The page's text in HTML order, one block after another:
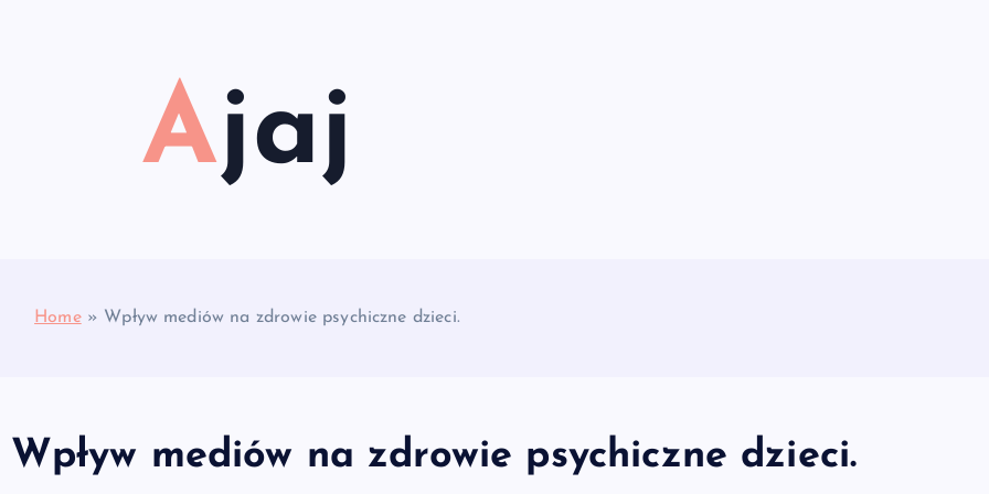
Ajaj
Home» Wpływ mediów na zdrowie psychiczne dzieci.
Wpływ mediów na zdrowie psychiczne dzieci.